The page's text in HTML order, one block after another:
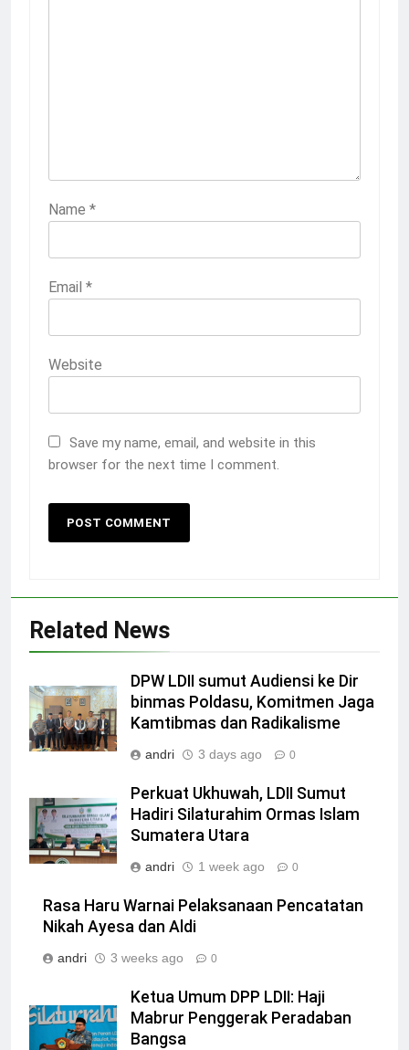
Name *
Email *
Website
Save my name, email, and website in this
browser for the next time I comment.
Related News
DPW LDII sumut Audiensi ke Dir
binmas Poldasu, Komitmen Jaga
Kamtibmas dan Radikalisme
andri 3 days ago 0
Perkuat Ukhuwah, LDII Sumut
Hadiri Silaturahim Ormas Islam
Sumatera Utara
andri 1 week ago 0
Rasa Haru Warnai Pelaksanaan Pencatatan
Nikah Ayesa dan Aldi
andri 3 weeks ago 0
Ketua Umum DPP LDII: Haji
Mabrur Penggerak Peradaban
Bangsa